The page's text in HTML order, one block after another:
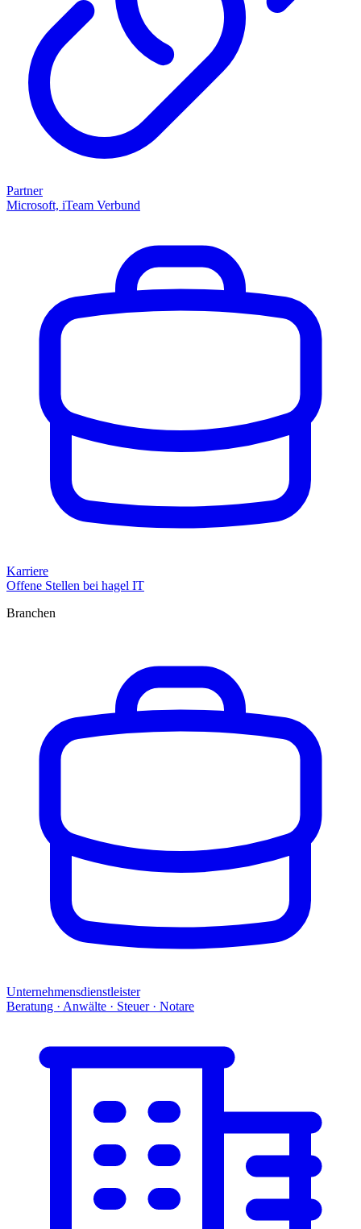
Partner
Microsoft, iTeam Verbund
Karriere
Offene Stellen bei hagel IT
Branchen
Unternehmensdienstleister
Beratung · Anwälte · Steuer · Notare